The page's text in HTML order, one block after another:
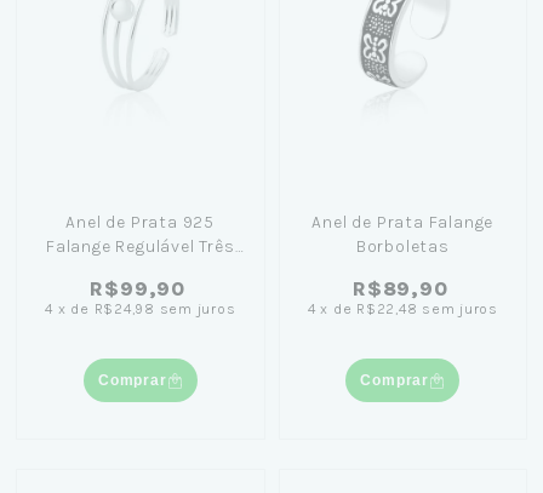
Anel de Prata 925
Falange Regulável Três
R$99,90
4 x de R$24,98 sem juros
Comprar
Anel de Prata Falange
Borboletas
R$89,90
4 x de R$22,48 sem juros
Comprar